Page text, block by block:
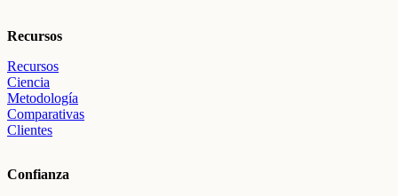
Recursos
Recursos
Ciencia
Metodología
Comparativas
Clientes
Confianza